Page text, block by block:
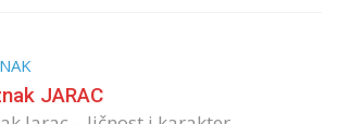
JARAC